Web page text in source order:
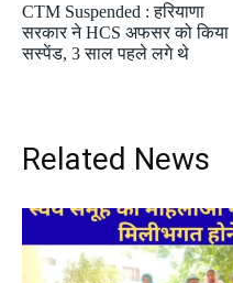
CTM Suspended : हरियाणा
सरकार ने HCS अफसर को किया
सस्पेंड, 3 साल पहले लगे थे
Related News